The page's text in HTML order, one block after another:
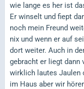
wie lange es her ist
Er winselt und fiept
noch mein Freund
nix und wenn er auf
dort weiter. Auch in
gebracht er liegt dann
wirklich lautes Jaulen
im Haus aber wir